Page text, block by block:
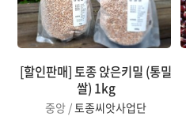
[할인판매] 토종 앉은키밀 (통밀
쌀) 1kg
중앙 /토종씨앗사업단